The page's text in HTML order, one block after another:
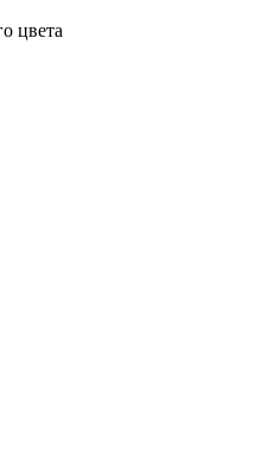
цвета